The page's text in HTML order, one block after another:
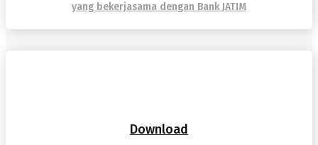
yang bekerjasama dengan Bank JATIM
Download